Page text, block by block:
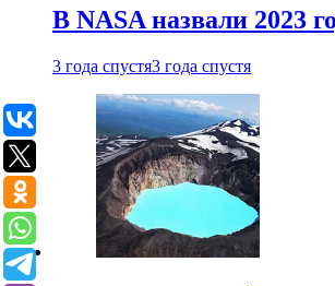
В NASA назвали 2023
3 года спустя3 года спустя